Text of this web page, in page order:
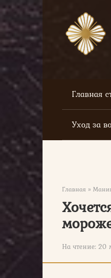
Перейти
к
контенту
Главная
Уход за
Главная »
На чтение: 20